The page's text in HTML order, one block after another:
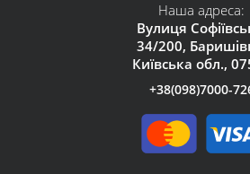
Наша адреса:
Вулиця
34/200,
Київська обл.,
+38(098)7000-